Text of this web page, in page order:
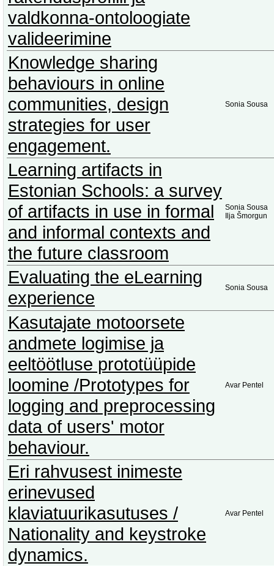
valdkonna-ontoloogiate
valideerimine
Knowledge sharing
behaviours in online
communities, design
strategies for user
engagement.
Sonia Sousa
Learning artifacts in
Estonian Schools: a survey
of artifacts in use in formal
and informal contexts and
the future classroom
Sonia Sousa
Ilja Šmorgun
Evaluating the eLearning
experience
Sonia Sousa
Kasutajate motoorsete
andmete logimise ja
eeltöötluse prototüüpide
loomine /Prototypes for
logging and preprocessing
data of users' motor
behaviour.
Avar Pentel
Eri rahvusest inimeste
erinevused
klaviatuurikasutuses /
Nationality and keystroke
dynamics.
Avar Pentel